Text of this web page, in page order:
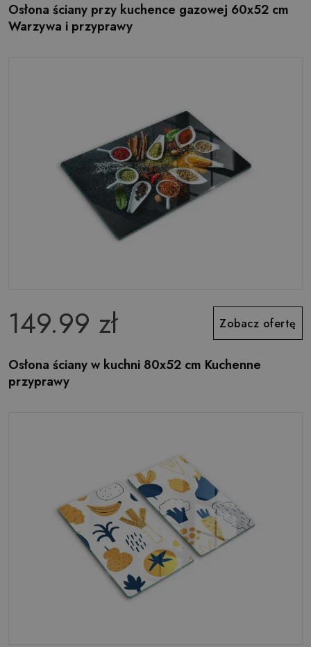
Osłona ściany przy kuchence gazowej 60x52 cm
Warzywa i przyprawy
149.99 zł Zobacz ofertę
Osłona ściany w kuchni 80x52 cm Kuchenne
przyprawy